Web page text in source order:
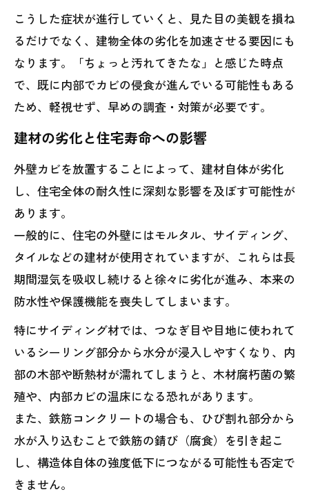
こうした症状が進行していくと、見た目の美観を損ね
るだけでなく、建物全体の劣化を加速させる要因にも
なります。「ちょっと汚れてきたな」と感じた時点
で、既に内部でカビの侵食が進んでいる可能性もある
ため、軽視せず、早めの調査・対策が必要です。
建材の劣化と住宅寿命への影響
外壁カビを放置することによって、建材自体が劣化
し、住宅全体の耐久性に深刻な影響を及ぼす可能性が
あります。
一般的に、住宅の外壁にはモルタル、サイディング、
タイルなどの建材が使用されていますが、これらは長
期間湿気を吸収し続けると徐々に劣化が進み、本来の
防水性や保護機能を喪失してしまいます。
特にサイディング材では、つなぎ目や目地に使われて
いるシーリング部分から水分が浸入しやすくなり、内
部の木部や断熱材が濡れてしまうと、木材腐朽菌の繁
殖や、内部カビの温床になる恐れがあります。
また、鉄筋コンクリートの場合も、ひび割れ部分から
水が入り込むことで鉄筋の錆び（腐食）を引き起こ
し、構造体自体の強度低下につながる可能性も否定で
きません。